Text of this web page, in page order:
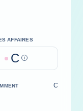
AFFAIRES
C Help
C